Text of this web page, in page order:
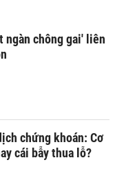
ngàn chông gai' liên
chứng khoán: Cơ
cái bẫy thua lỗ?